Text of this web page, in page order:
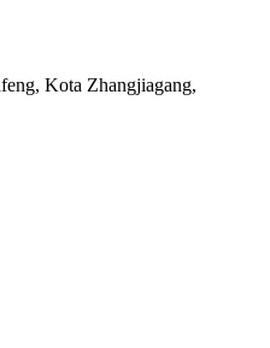
Kota Zhangjiagang,